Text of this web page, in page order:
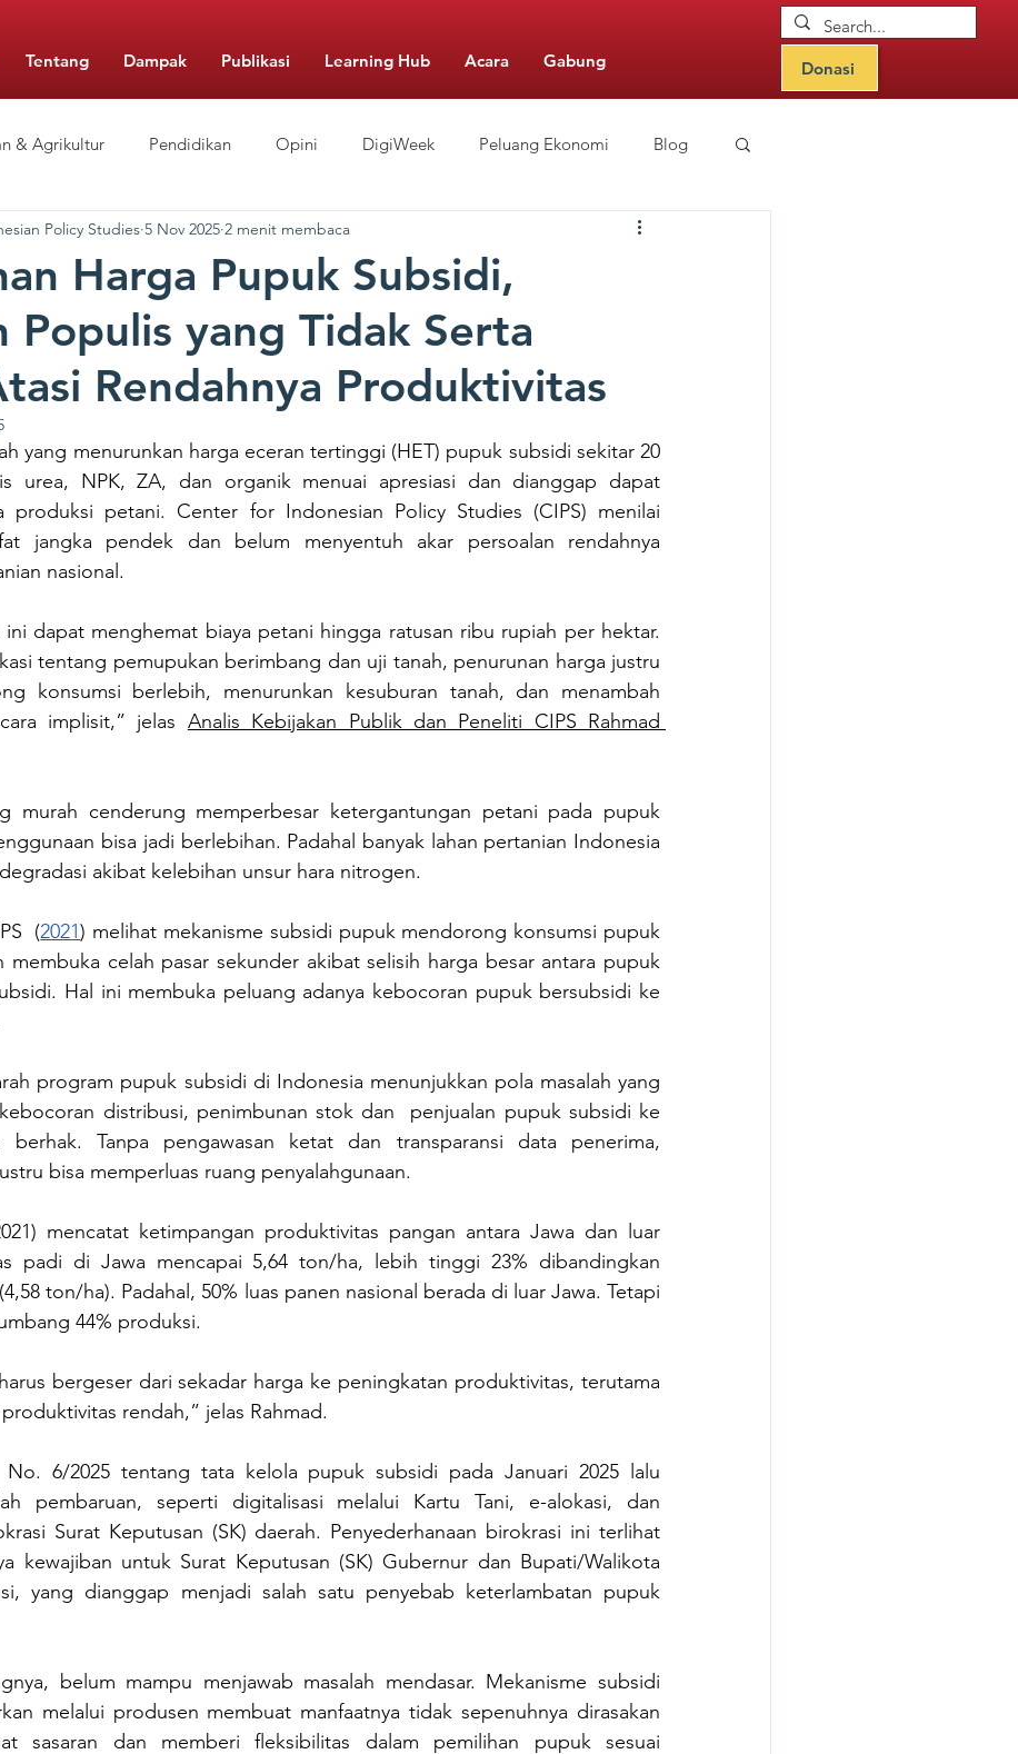
Tentang Dampak Publikasi Learning Hub Acara Gabung Donasi
& Agrikultur Pendidikan Opini DigiWeek Peluang Ekonomi Blog
Berbiaya Rendah Pengelolaan Sekolah
Harga Pupuk Subsidi,
Populis yang Tidak Serta
Rendahnya Produktivitas
Policy Studies 5 Nov 2025 2 menit membaca
yang menurunkan harga eceran tertinggi (HET) pupuk subsidi sekitar 20
urea, NPK, ZA, dan organik menuai apresiasi dan dianggap dapat
produksi petani. Center for Indonesian Policy Studies (CIPS) menilai
jangka pendek dan belum menyentuh akar persoalan rendahnya
nasional.
ini dapat menghemat biaya petani hingga ratusan ribu rupiah per hektar.
tentang pemupukan berimbang dan uji tanah, penurunan harga justru
konsumsi berlebih, menurunkan kesuburan tanah, dan menambah
implisit,” jelas Analis Kebijakan Publik dan Peneliti CIPS Rahmad
murah cenderung memperbesar ketergantungan petani pada pupuk
bisa jadi berlebihan. Padahal banyak lahan pertanian Indonesia
akibat kelebihan unsur hara nitrogen.
(2021) melihat mekanisme subsidi pupuk mendorong konsumsi pupuk
membuka celah pasar sekunder akibat selisih harga besar antara pupuk
Hal ini membuka peluang adanya kebocoran pupuk bersubsidi ke
program pupuk subsidi di Indonesia menunjukkan pola masalah yang
distribusi, penimbunan stok dan  penjualan pupuk subsidi ke
Tanpa pengawasan ketat dan transparansi data penerima,
bisa memperluas ruang penyalahgunaan.
mencatat ketimpangan produktivitas pangan antara Jawa dan luar
padi di Jawa mencapai 5,64 ton/ha, lebih tinggi 23% dibandingkan
ton/ha). Padahal, 50% luas panen nasional berada di luar Jawa. Tetapi
44% produksi.
bergeser dari sekadar harga ke peningkatan produktivitas, terutama
rendah,” jelas Rahmad.
No. 6/2025 tentang tata kelola pupuk subsidi pada Januari 2025 lalu
pembaruan, seperti digitalisasi melalui Kartu Tani, e-alokasi, dan
Surat Keputusan (SK) daerah. Penyederhanaan birokrasi ini terlihat
kewajiban untuk Surat Keputusan (SK) Gubernur dan Bupati/Walikota
yang dianggap menjadi salah satu penyebab keterlambatan pupuk
belum mampu menjawab masalah mendasar. Mekanisme subsidi
melalui produsen membuat manfaatnya tidak sepenuhnya dirasakan
sasaran dan memberi fleksibilitas dalam pemilihan pupuk sesuai